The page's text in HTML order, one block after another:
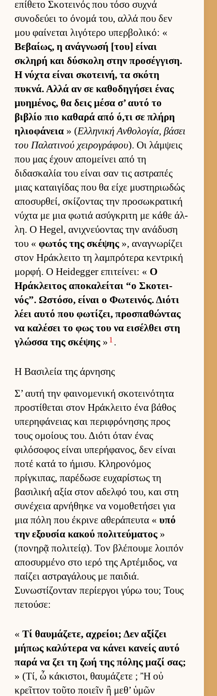
επίθετο Σκοτει­νός που τόσο συχνά
συνοδεύει το όνομά του, αλλά που δεν
μου φαί­νεται λιγότερο υπερ­βολικό: «
Βεβαί­ως, η ανάγνωσή [του] εί­ναι
σκληρή και δύσκολη στην προσέγ­γιση.
Η νύχτα εί­ναι σκοτει­νή, τα σκότη
πυκνά. Αλλά αν σε καθοδηγήσει ένας
μυημένος, θα δεις μέσα σ’ αυτό το
βιβλίο πιο καθαρά από ό,τι σε πλήρη
ηλιο­φάνεια » (Ελ­ληνική Αν­θολογία, βάσει
του Παλατινού χει­ρογράφου). Οι λάμ­ψεις
που μας έχουν απομεί­νει από τη
διδασκαλία του εί­ναι σαν τις αστραπές
μιας καται­γίδας που θα είχε μυστηριω­δώς
αποσυρ­θεί, σκίζοντας την προσωκρατική
νύχτα με μια φωτιά ασύγκριτη με κάθε άλ­
λη. Ο Hegel, ανιχνεύ­οντας την ανάδυση
του « φωτός της σκέψης », αναγνωρίζει
στον Ηράκλειτο τη λαμπρότερα κεντρική
μορ­φή. Ο Heidegger επιτεί­νει: « Ο
Ηράκλει­τος αποκαλεί­ται “ο Σκοτει­
νός”. Ωστόσο, εί­ναι ο Φωτει­νός. Διότι
λέει αυτό που φωτίζει, προσπαθώντας
να καλέσει το φως του να ει­σέλ­θει στη
γλώσσα της σκέψης » 1 .
Η Βασιλεία της άρνησης
Σ’ αυτή την φαι­νομενική σκοτει­νότητα
προστίθεται στον Ηράκλειτο ένα βάθος
υπερηφάνειας και περιφρόνησης προς
τους ομοί­ους του. Διότι όταν ένας
φιλόσοφος εί­ναι υπερήφανος, δεν εί­ναι
ποτέ κατά το ήμισυ. Κληρονόμος
πρίγκιπας, παρέδωσε ευ­χαρίστως τη
βασιλική αξία στον αδελφό του, και στη
συνέχεια αρ­νήθηκε να νομοθετήσει για
μια πόλη που έκρινε αθεράπευτα « υπό
την εξου­σία κακού πολιτεύ­ματος »
(πονηρᾷ πολιτεί­ᾳ). Τον βλέπουμε λοι­πόν
αποσυρ­μένο στο ιερό της Αρ­τέμιδος, να
παί­ζει αστραγάλους με παι­διά.
Συνωστίζονταν περίερ­γοι γύρω του; Τους
πετού­σε:
« Τί θαυ­μάζετε, αχρεί­οι; Δεν αξίζει
μήπως καλύτερα να κάνει κανείς αυτό
παρά να ζει τη ζωή της πόλης μαζί σας;
» (Τί, ὦ κάκιστοι, θαυ­μάζετε ; Ἢ οὐ
κρεῖτ­τον τοῦτο ποιεῖν ἢ μεθ’ ὑμῶν